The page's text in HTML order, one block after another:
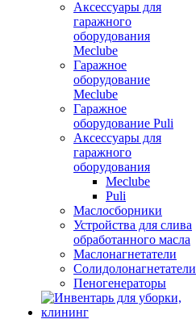
Аксессуары для
гаражного
оборудования
Meclube
Гаражное
оборудование
Meclube
Гаражное
оборудование Puli
Аксессуары для
гаражного
оборудования
Meclube
Puli
Маслосборники
Устройства для слива
обработанного масла
Маслонагнетатели
Солидолонагнетатели
Пеногенераторы